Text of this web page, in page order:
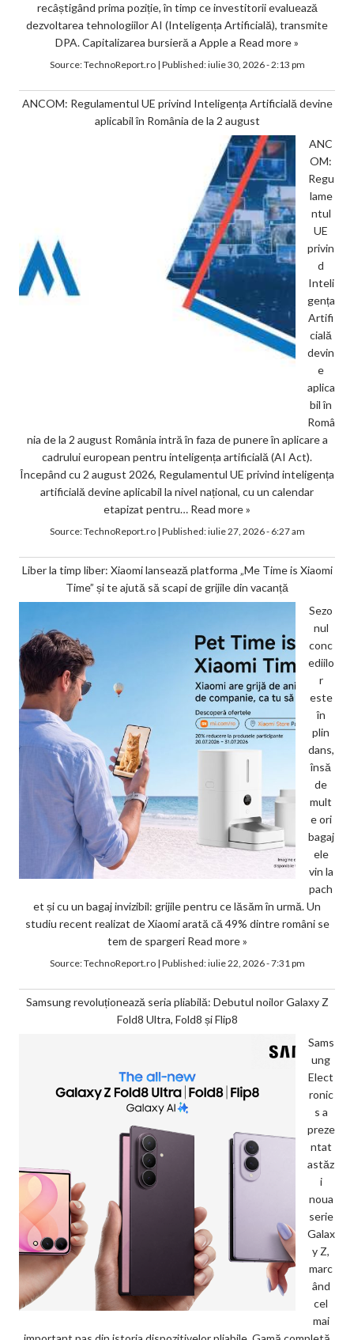
recâștigând prima poziție, în timp ce investitorii evaluează
dezvoltarea tehnologiilor AI (Inteligența Artificială), transmite
DPA. Capitalizarea bursieră a Apple a Read more »
Source:TechnoReport.ro| Published:iulie 30, 2026 - 2:13 pm
ANCOM: Regulamentul UE privind Inteligența Artificială devine
aplicabil în România de la 2 august
ANC
OM:
Regu
lame
ntul
UE
privin
d
Inteli
gența
Artifi
cială
devin
e
aplica
bil în
Româ
nia de la 2 august România intră în faza de punere în aplicare a
cadrului european pentru inteligența artificială (AI Act).
Începând cu 2 august 2026, Regulamentul UE privind inteligența
artificială devine aplicabil la nivel național, cu un calendar
etapizat pentru… Read more »
Source:TechnoReport.ro| Published:iulie 27, 2026 - 6:27 am
Liber la timp liber: Xiaomi lansează platforma „Me Time is Xiaomi
Time” și te ajută să scapi de grijile din vacanță
Sezo
nul
conc
ediilo
r
este
în
plin
dans,
însă
de
mult
e ori
bagaj
ele
vin la
pach
et și cu un bagaj invizibil: grijile pentru ce lăsăm în urmă. Un
studiu recent realizat de Xiaomi arată că 49% dintre români se
tem de spargeri Read more »
Source:TechnoReport.ro| Published:iulie 22, 2026 - 7:31 pm
Samsung revoluționează seria pliabilă: Debutul noilor Galaxy Z
Fold8 Ultra, Fold8 și Flip8
Sams
ung
Elect
ronic
s a
preze
ntat
astăz
i
noua
serie
Galax
y Z,
marc
ând
cel
mai